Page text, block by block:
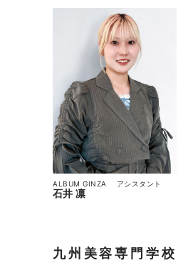
石井 凛
ALBUM GINZA アシスタント
九州美容専門学校